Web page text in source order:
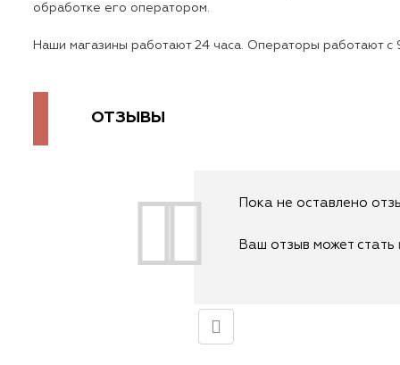
обработке его оператором.
Наши магазины работают 24 часа. Операторы работают с
ОТЗЫВЫ
Пока не оставлено
Ваш отзыв может стать